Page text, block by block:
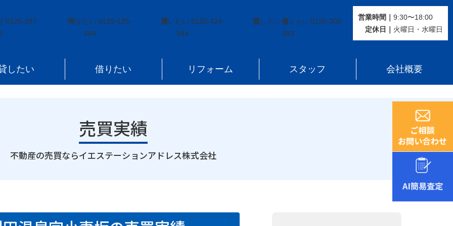
0120-297-
売りたい 0120-139-
664
買いたい 0120-424-
544
貸し たい 借り たい 0120-302-
563
営業時間｜ 9:30〜18:00
定休⽇｜ 火曜⽇・水曜⽇
したい 借りたい リフォーム スタッフ 会社概要
売買実績
｜
不動産の売買ならイエステーションアドレス株式会社